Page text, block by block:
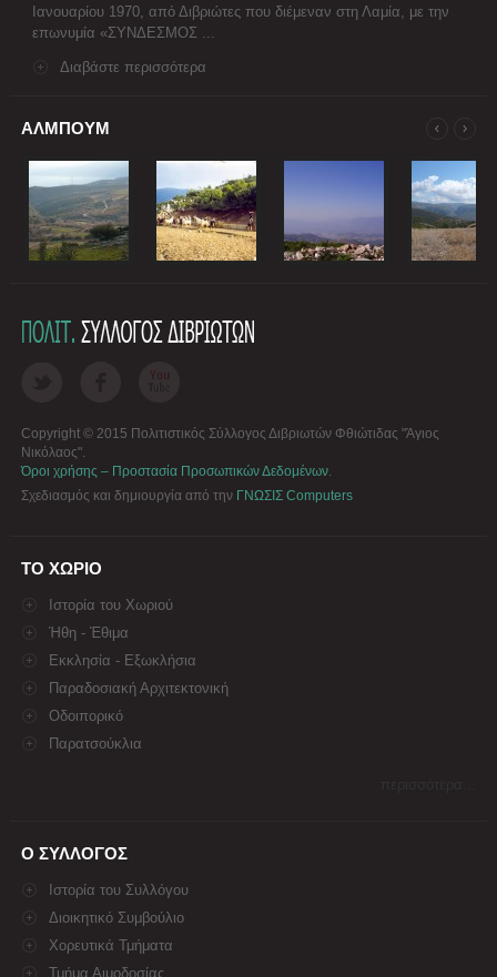
Ιανουαρίου 1970, από Διβριώτες που διέμεναν στη Λαμία, με την
επωνυμία «ΣΥΝΔΕΣΜΟΣ ...
Διαβάστε περισσότερα
ΑΛΜΠΟΥΜ
Copyright © 2015 Πολιτιστικός Σύλλογος Διβριωτών Φθιώτιδας "Άγιος
Νικόλαος".
Όροι χρήσης – Προστασία Προσωπικών Δεδομένων.
Σχεδιασμός και δημιουργία από την ΓΝΩΣΙΣ Computers
ΤΟ ΧΩΡΙΟ
Ιστορία του Χωριού
Ήθη - Έθιμα
Εκκλησία - Εξωκλήσια
Παραδοσιακή Αρχιτεκτονική
Οδοιπορικό
Παρατσούκλια
Ο ΣΥΛΛΟΓΟΣ
Ιστορία του Συλλόγου
Διοικητικό Συμβούλιο
Χορευτικά Τμήματα
Τμήμα Αιμοδοσίας